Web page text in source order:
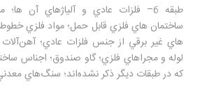
طبقه 6– فلزات عادي و آلياژهاي آن‌
ساختمان‌ هاي فلزي قابل حمل؛ مواد فلزي
هاي غير برقي از جنس فلزات عادي؛
لوله و مجراهاي فلزي؛ گاو صندوق؛ اجناس
كه در طبقات ديگر ذكر نشده‌اند؛ سنگ‌هاي